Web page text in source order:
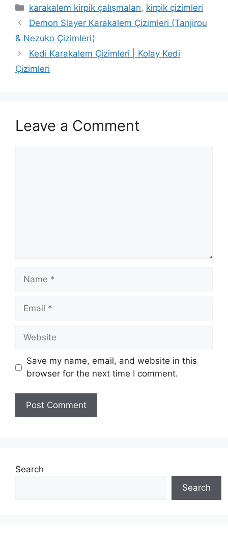
Categories
karakalem kirpik çalışmaları, kirpik çizimleri
Demon Slayer Karakalem Çizimleri (Tanjirou
& Nezuko Çizimleri)
Kedi Karakalem Çizimleri | Kolay Kedi
Çizimleri
Leave a Comment
Name
Email
Website
Save my name, email, and website in this
browser for the next time I comment.
Search
Search